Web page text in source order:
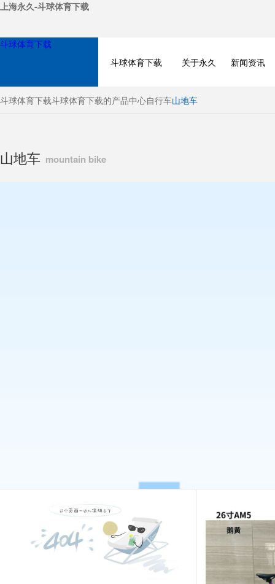
上海永久-斗球体育下载
斗球体育下载
斗球体育下载
关于永久 新闻资讯
斗球体育下载斗球体育下载的产品中心自行车山地车
山地车 mountain bike